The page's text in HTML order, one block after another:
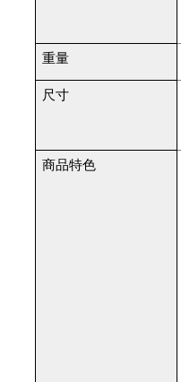
重量
尺寸
商品特色